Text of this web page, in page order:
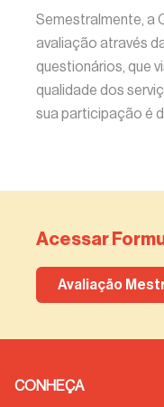
Semestralmente, a
avaliação através
questionários, que
qualidade dos
sua participação é
Acessar
Avaliação
CONHEÇA